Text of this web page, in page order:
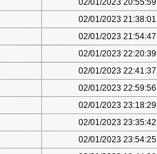
02/01/2023 20:55:59
02/01/2023 21:38:01
02/01/2023 21:54:47
02/01/2023 22:20:39
02/01/2023 22:41:37
02/01/2023 22:59:56
02/01/2023 23:18:29
02/01/2023 23:35:42
02/01/2023 23:54:25